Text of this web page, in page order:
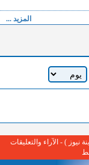
المزيد ...
نيوز ) - الآراء والتعليقات